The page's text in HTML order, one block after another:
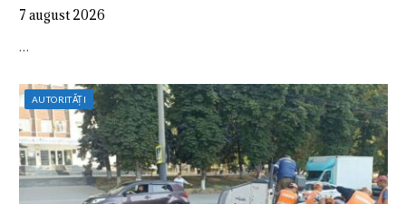
7 august 2026
…
AUTORITĂȚI